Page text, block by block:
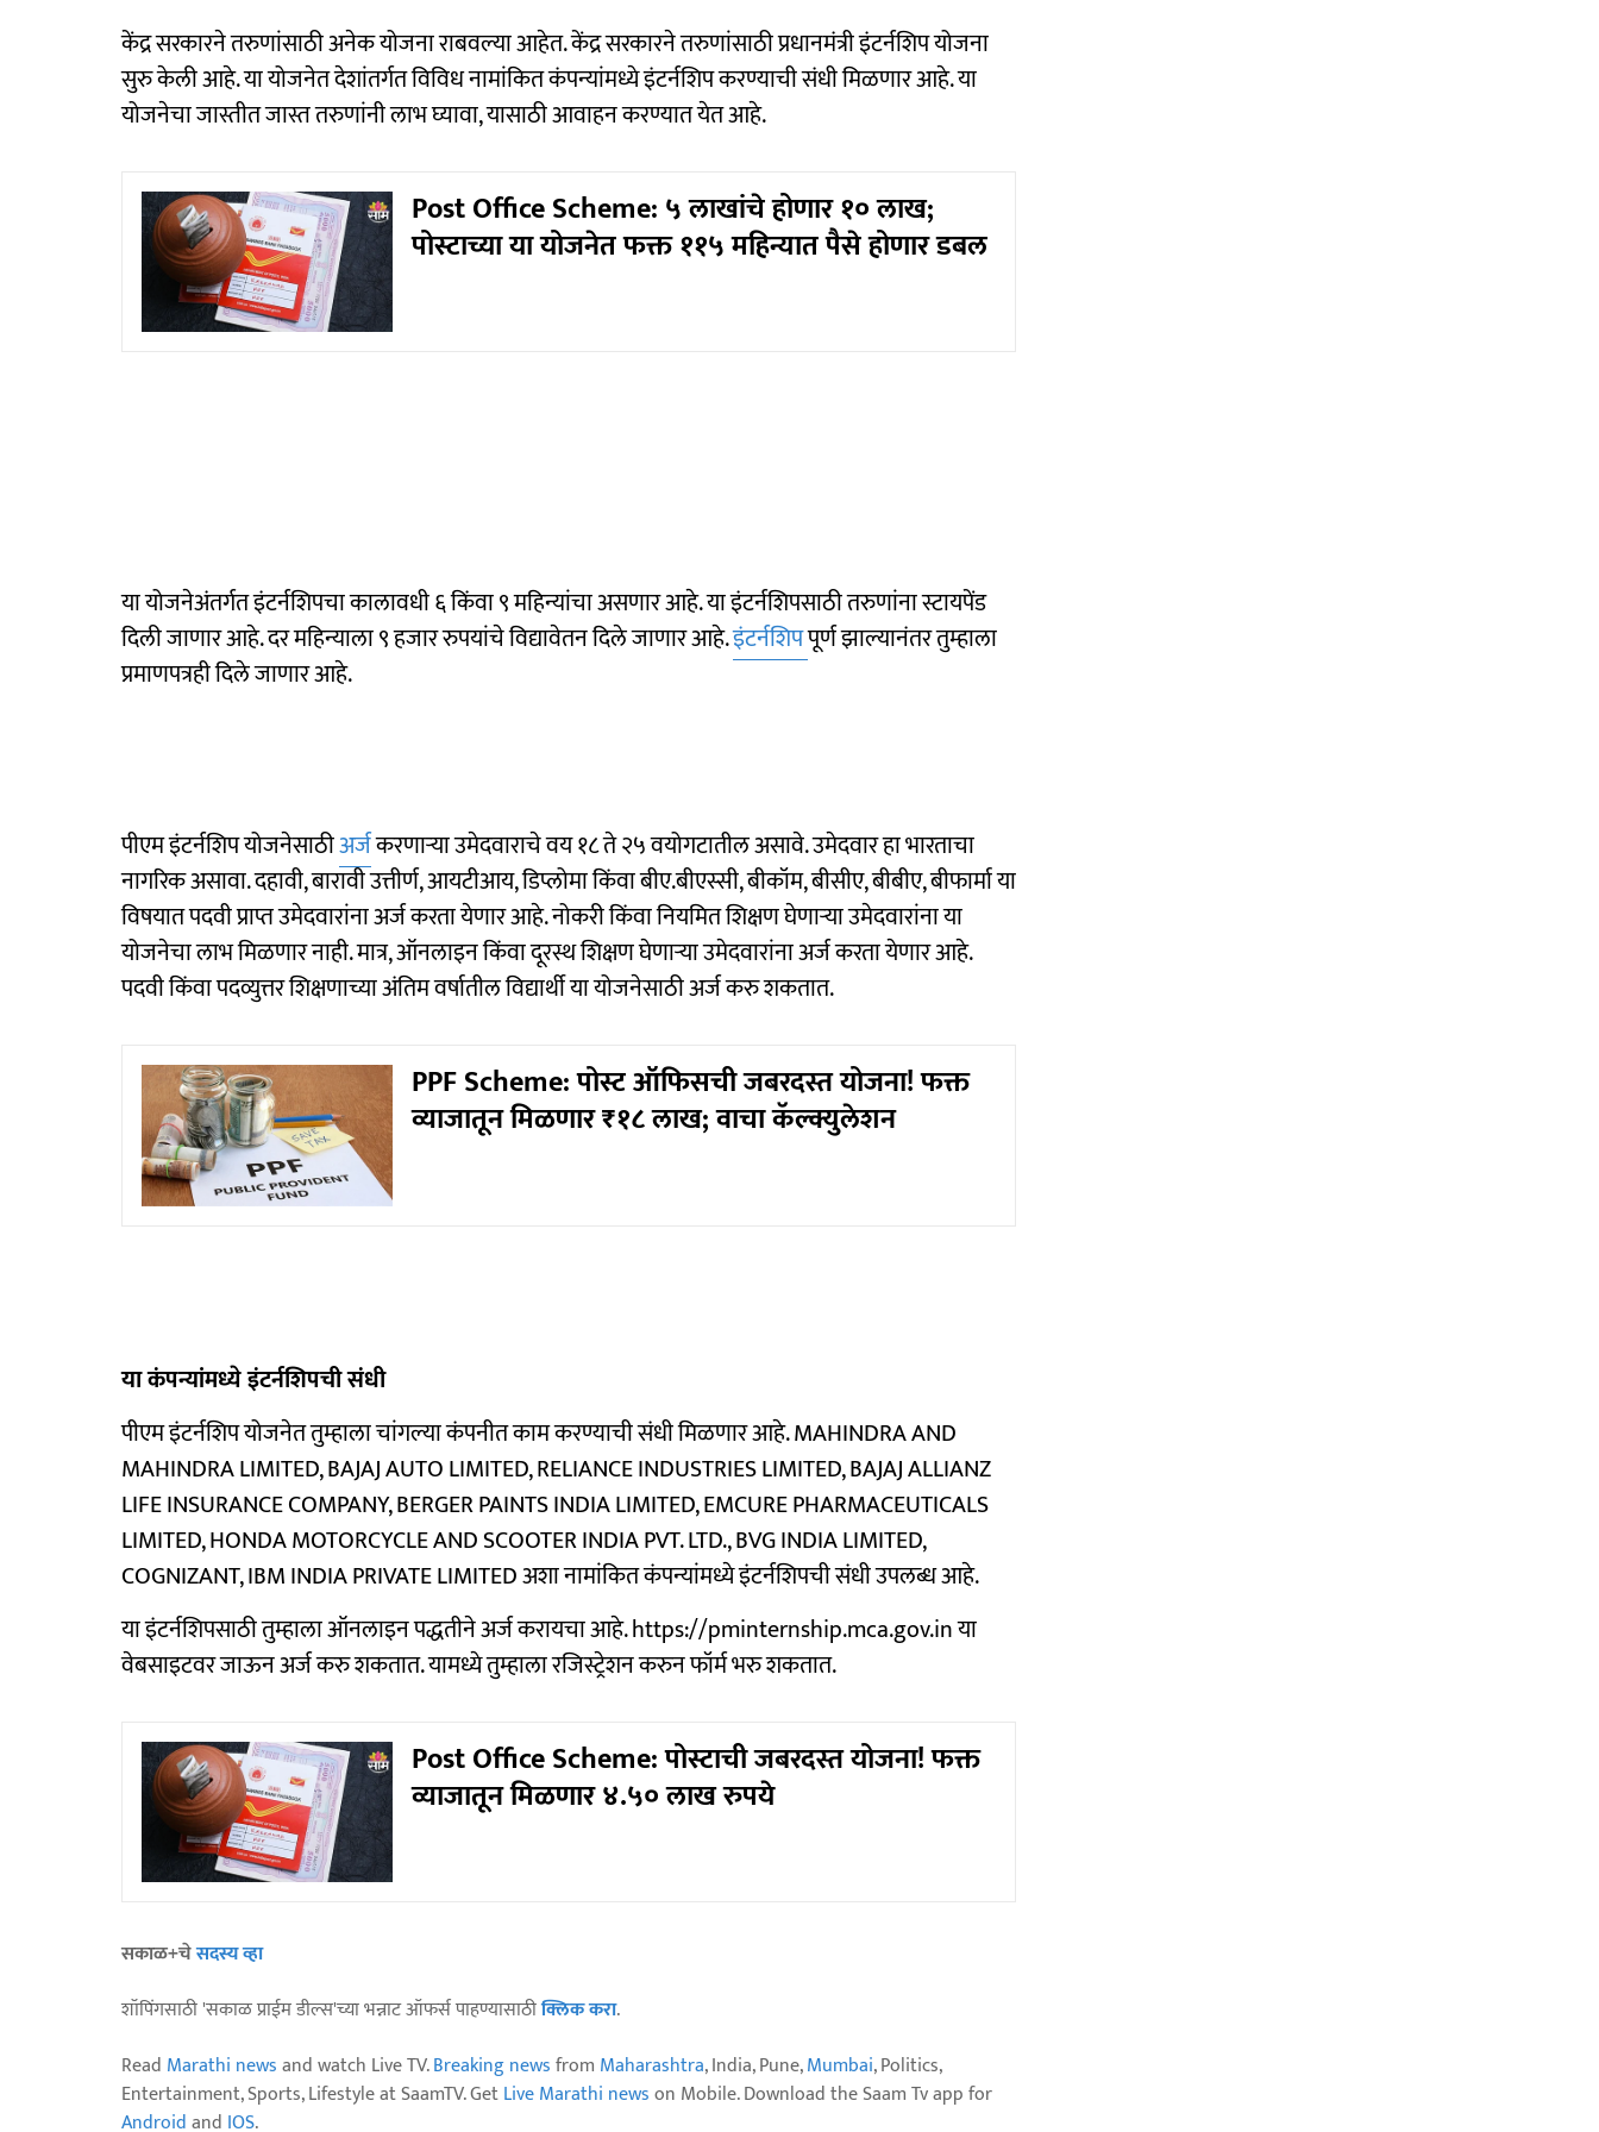
केंद्र सरकारने तरुणांसाठी अनेक योजना राबवल्या आहेत. केंद्र सरकारने तरुणांसाठी प्रधानमंत्री इंटर्नशिप योजना
सुरु केली आहे. या योजनेत देशांतर्गत विविध नामांकित कंपन्यांमध्ये इंटर्नशिप करण्याची संधी मिळणार आहे. या
योजनेचा जास्तीत जास्त तरुणांनी लाभ घ्यावा, यासाठी आवाहन करण्यात येत आहे.
Post Office Scheme: ५ लाखांचे होणार १० लाख;
पोस्टाच्या या योजनेत फक्त ११५ महिन्यात पैसे होणार डबल
या योजनेअंतर्गत इंटर्नशिपचा कालावधी ६ किंवा ९ महिन्यांचा असणार आहे. या इंटर्नशिपसाठी तरुणांना स्टायपेंड
दिली जाणार आहे. दर महिन्याला ९ हजार रुपयांचे विद्यावेतन दिले जाणार आहे.इंटर्नशिपपूर्ण झाल्यानंतर तुम्हाला
प्रमाणपत्रही दिले जाणार आहे.
पीएम इंटर्नशिप योजनेसाठीअर्जकरणाऱ्या उमेदवाराचे वय १८ ते २५ वयोगटातील असावे. उमेदवार हा भारताचा
नागरिक असावा. दहावी, बारावी उत्तीर्ण, आयटीआय, डिप्लोमा किंवा बीए.बीएस्सी, बीकॉम, बीसीए, बीबीए, बीफार्मा या
विषयात पदवी प्राप्त उमेदवारांना अर्ज करता येणार आहे. नोकरी किंवा नियमित शिक्षण घेणाऱ्या उमेदवारांना या
योजनेचा लाभ मिळणार नाही. मात्र, ऑनलाइन किंवा दूरस्थ शिक्षण घेणाऱ्या उमेदवारांना अर्ज करता येणार आहे.
पदवी किंवा पदव्युत्तर शिक्षणाच्या अंतिम वर्षातील विद्यार्थी या योजनेसाठी अर्ज करु शकतात.
PPF Scheme: पोस्ट ऑफिसची जबरदस्त योजना! फक्त
व्याजातून मिळणार ₹१८ लाख; वाचा कॅल्क्युलेशन
या कंपन्यांमध्ये इंटर्नशिपची संधी
पीएम इंटर्नशिप योजनेत तुम्हाला चांगल्या कंपनीत काम करण्याची संधी मिळणार आहे. MAHINDRA AND
MAHINDRA LIMITED, BAJAJ AUTO LIMITED, RELIANCE INDUSTRIES LIMITED, BAJAJ ALLIANZ
LIFE INSURANCE COMPANY, BERGER PAINTS INDIA LIMITED, EMCURE PHARMACEUTICALS
LIMITED, HONDA MOTORCYCLE AND SCOOTER INDIA PVT. LTD., BVG INDIA LIMITED,
COGNIZANT, IBM INDIA PRIVATE LIMITED अशा नामांकित कंपन्यांमध्ये इंटर्नशिपची संधी उपलब्ध आहे.
या इंटर्नशिपसाठी तुम्हाला ऑनलाइन पद्धतीने अर्ज करायचा आहे. https://pminternship.mca.gov.in या
वेबसाइटवर जाऊन अर्ज करु शकतात. यामध्ये तुम्हाला रजिस्ट्रेशन करुन फॉर्म भरु शकतात.
Post Office Scheme: पोस्टाची जबरदस्त योजना! फक्त
व्याजातून मिळणार ४.५० लाख रुपये
सकाळ+चेसदस्य व्हा
शॉपिंगसाठी 'सकाळ प्राईम डील्स'च्या भन्नाट ऑफर्स पाहण्यासाठीक्लिक करा.
Read Marathi newsand watch Live TV.Breaking newsfrom Maharashtra, India, Pune,Mumbai, Politics,
Entertainment, Sports, Lifestyle at SaamTV. GetLive Marathi newson Mobile. Download the Saam Tv app for
Androidand IOS.